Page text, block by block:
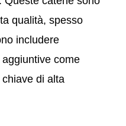
qualità, spesso
includere
come
chiave di alta